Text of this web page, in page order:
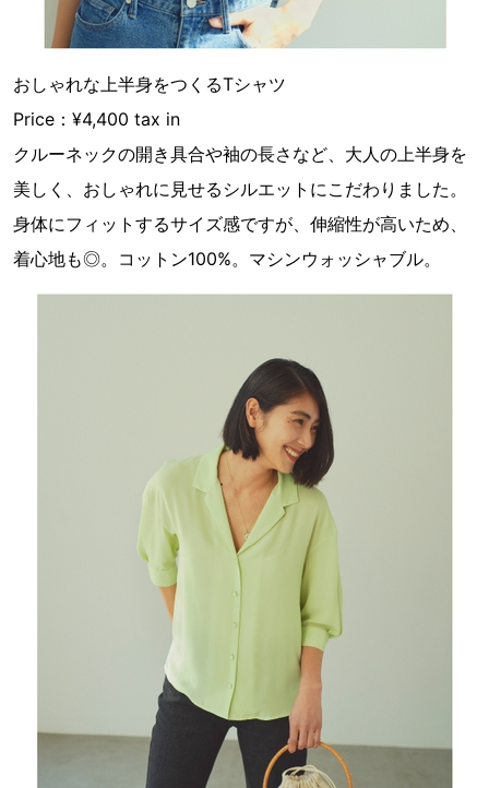
おしゃれな上半身をつくるTシャツ
Price：¥4,400 tax in
クルーネックの開き具合や袖の長さなど、大人の上半身を
美しく、おしゃれに見せるシルエットにこだわりました。
身体にフィットするサイズ感ですが、伸縮性が高いため、
着心地も◎。コットン100%。マシンウォッシャブル。